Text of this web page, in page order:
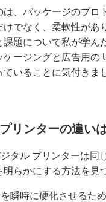
、パッケージのプ
でなく、柔軟性が
題について私が学
ージングと広告用
いることに気付き
リンターの違い
タル プリンターは同
らかにする方法を見
瞬時に硬化させるた